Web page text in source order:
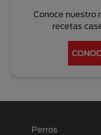
Conoce nuestro
recetas
Perros